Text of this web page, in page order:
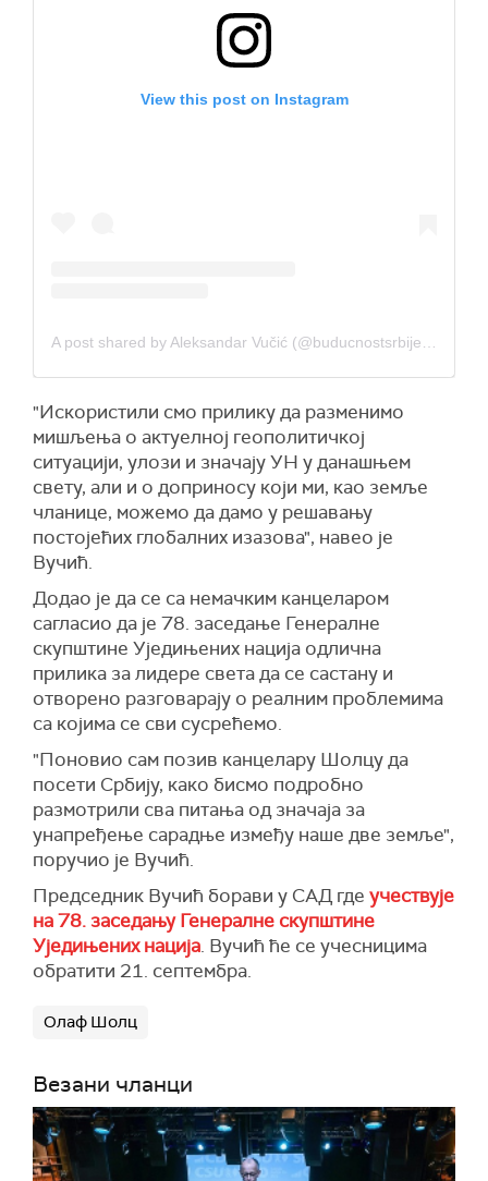
View this post on Instagram
"Искористили смо прилику да разменимо
мишљења о актуелној геополитичкој
ситуацији, улози и значају УН у данашњем
свету, али и о доприносу који ми, као земље
чланице, можемо да дамо у решавању
постојећих глобалних изазова", навео је
Вучић.
Додао је да се са немачким канцеларом
сагласио да је 78. заседање Генералне
скупштине Уједињених нација одлична
прилика за лидере света да се састану и
отворено разговарају о реалним проблемима
са којима се сви сусрећемо.
"Поновио сам позив канцелару Шолцу да
посети Србију, како бисмо подробно
размотрили сва питања од значаја за
унапређење сарадње између наше две земље",
поручио је Вучић.
Председник Вучић борави у САД где учествује
на 78. заседању Генералне скупштине
Уједињених нација. Вучић ће се учесницима
обратити 21. септембра.
Олаф Шолц
Везани чланци